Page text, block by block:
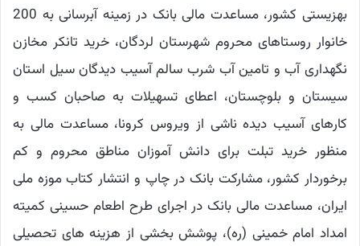
بهزیستی کشور، مساعدت مالی بانک در زمینه آبرسانی به 200
خانوار روستاهای محروم شهرستان لردگان، خرید تانکر مخازن
نگهداری آب و تامین آب شرب سالم آسیب دیدگان سیل استان
سیستان و بلوچستان، اعطای تسهیلات به صاحبان کسب و
کارهای آسیب دیده ناشی از ویروس کرونا، مساعدت مالی به
منظور خرید تبلت برای دانش آموزان مناطق محروم و کم
برخوردار کشور، مشارکت بانک در چاپ و انتشار کتاب موزه ملی
ایران، مساعدت مالی بانک در اجرای طرح اطعام حسینی کمیته
امداد امام خمینی (ره)، پوشش بخشی از هزینه های تحصیلی